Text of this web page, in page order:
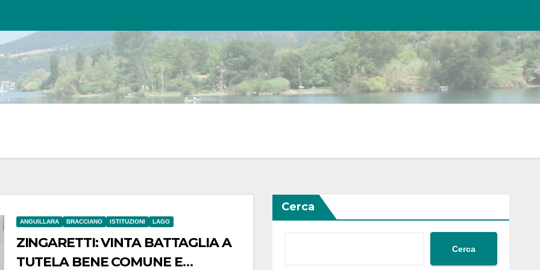
ANGUILLARA BRACCIANO ISTITUZIONI LAGO
ZINGARETTI: VINTA BATTAGLIA A
TUTELA BENE COMUNE E
Cerca
Cerca